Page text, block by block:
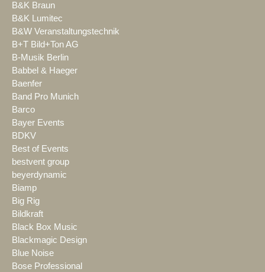
B&K Braun
B&K Lumitec
B&W Veranstaltungstechnik
B+T Bild+Ton AG
B-Musik Berlin
Babbel & Haeger
Baenfer
Band Pro Munich
Barco
Bayer Events
BDKV
Best of Events
bestvent group
beyerdynamic
Biamp
Big Rig
Bildkraft
Black Box Music
Blackmagic Design
Blue Noise
Bose Professional